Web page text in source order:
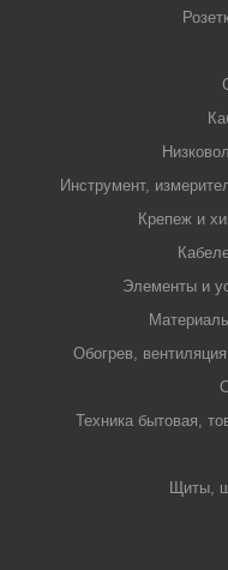
Инструмент,
Крепеж и
Элементы и
Обогрев,
Техника бытовая,
Щиты,